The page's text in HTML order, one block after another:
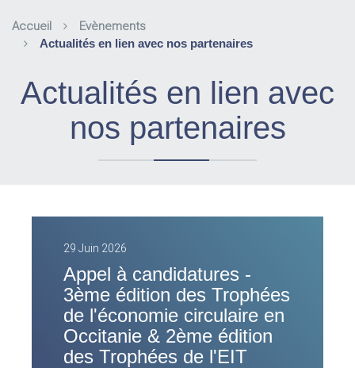
Accueil Evènements
Actualités en lien avec nos partenaires
Actualités en lien avec
nos partenaires
29 Juin 2026
Appel à candidatures -
3ème édition des Trophées
de l'économie circulaire en
Occitanie & 2ème édition
des Trophées de l'EIT